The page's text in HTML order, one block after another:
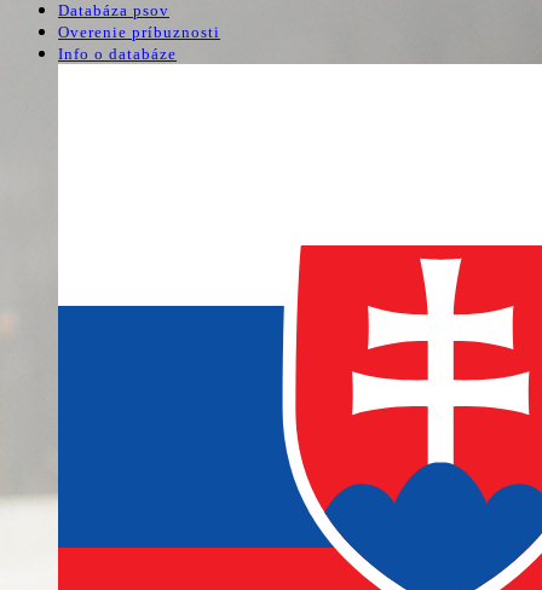
Databáza psov
Overenie príbuznosti
Info o databáze